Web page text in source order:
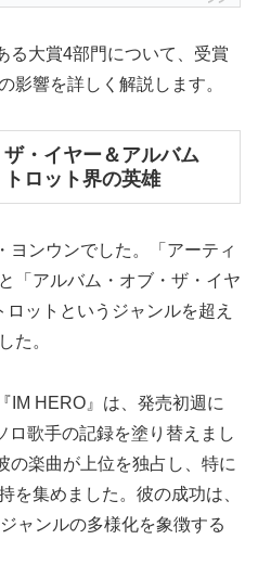
る大賞4部門について、受賞
影響を詳しく解説します。
・イヤー＆アルバム
ロット界の英雄
ヨンウンでした。「アーティ
「アルバム・オブ・ザ・イヤ
ットというジャンルを超え
た。
IM HERO』は、発売初週に
ロ歌手の記録を塗り替えまし
の楽曲が上位を独占し、特に
を集めました。彼の成功は、
ャンルの多様化を象徴する